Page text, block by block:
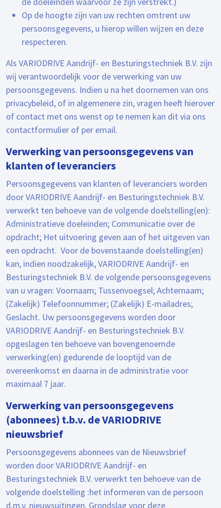
Op de hoogte zijn van uw rechten omtrent uw
persoonsgegevens, u hierop willen wijzen en deze
respecteren.
Als VARIODRIVE Aandrijf- en Besturingstechniek B.V. zijn
wij verantwoordelijk voor de verwerking van uw
persoonsgegevens. Indien u na het doornemen van ons
privacybeleid, of in algemenere zin, vragen heeft hierover
of contact met ons wenst op te nemen kan dit via ons
contactformulier of per email.
Verwerking van persoonsgegevens van
klanten of leveranciers
Persoonsgegevens van klanten of leveranciers worden
door VARIODRIVE Aandrijf- en Besturingstechniek B.V.
verwerkt ten behoeve van de volgende doelstelling(en):
Administratieve doeleinden; Communicatie over de
opdracht; Het uitvoering geven aan of het uitgeven van
een opdracht. Voor de bovenstaande doelstelling(en)
kan, indien noodzakelijk, VARIODRIVE Aandrijf- en
Besturingstechniek B.V. de volgende persoonsgegevens
van u vragen: Voornaam; Tussenvoegsel; Achternaam;
(Zakelijk) Telefoonnummer; (Zakelijk) E-mailadres;
Geslacht. Uw persoonsgegevens worden door
VARIODRIVE Aandrijf- en Besturingstechniek B.V.
opgeslagen ten behoeve van bovengenoemde
verwerking(en) gedurende de looptijd van de
overeenkomst en daarna in de administratie voor
maximaal 7 jaar.
Verwerking van persoonsgegevens
(abonnees) t.b.v. de VARIODRIVE
nieuwsbrief
Persoonsgegevens abonnees van de Nieuwsbrief
worden door VARIODRIVE Aandrijf- en
Besturingstechniek B.V. verwerkt ten behoeve van de
volgende doelstelling :het informeren van de persoon
d.m.v. nieuwsuitingen. Grondslag voor deze